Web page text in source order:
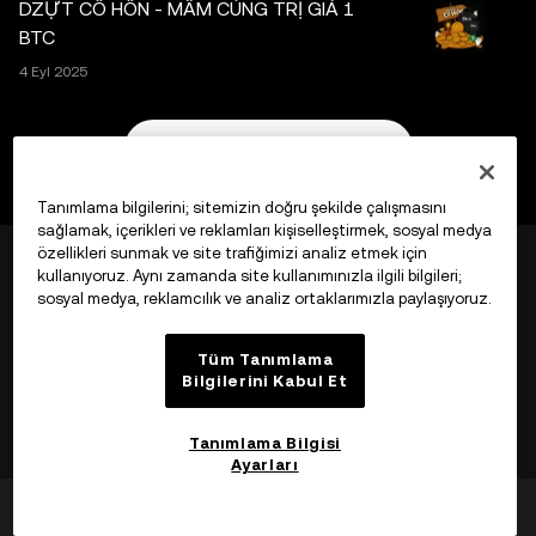
DZỰT CÔ HỒN - MÂM CÚNG TRỊ GIÁ 1
BTC
4 Eyl 2025
©2017 - 2026 WEB3.OKX.COM
Tanımlama bilgilerini; sitemizin doğru şekilde çalışmasını
sağlamak, içerikleri ve reklamları kişiselleştirmek, sosyal medya
özellikleri sunmak ve site trafiğimizi analiz etmek için
kullanıyoruz. Aynı zamanda site kullanımınızla ilgili bilgileri;
sosyal medya, reklamcılık ve analiz ortaklarımızla paylaşıyoruz.
Tüm Tanımlama
Bilgilerini Kabul Et
Tanımlama Bilgisi
Ayarları